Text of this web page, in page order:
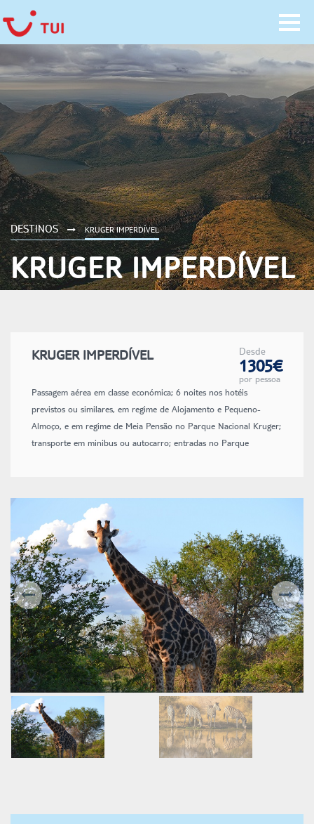
DESTINOS KRUGER IMPERDÍVEL
KRUGER IMPERDÍVEL
KRUGER IMPERDÍVEL Desde
1305€
por pessoa
Passagem aérea em classe económica; 6 noites nos hotéis
previstos ou similares, em regime de Alojamento e Pequeno-
Almoço, e em regime de Meia Pensão no Parque Nacional Kruger;
transporte em minibus ou autocarro; entradas no Parque
aeroporto e combustível (sujeitas à alteração à data de emissão).